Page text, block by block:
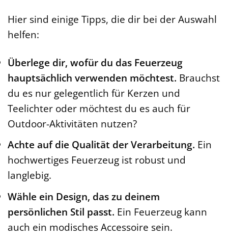
Hier sind einige Tipps, die dir bei der Auswahl
helfen:
Überlege dir, wofür du das Feuerzeug
hauptsächlich verwenden möchtest. Brauchst
du es nur gelegentlich für Kerzen und
Teelichter oder möchtest du es auch für
Outdoor-Aktivitäten nutzen?
Achte auf die Qualität der Verarbeitung. Ein
hochwertiges Feuerzeug ist robust und
langlebig.
Wähle ein Design, das zu deinem
persönlichen Stil passt. Ein Feuerzeug kann
auch ein modisches Accessoire sein.